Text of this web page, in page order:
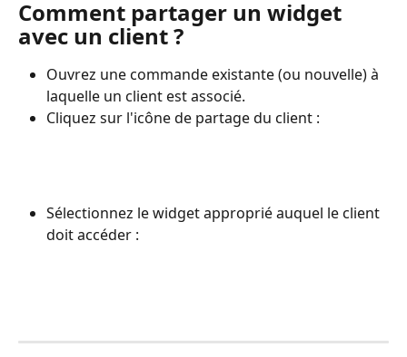
Comment partager un widget
avec un client ?
Ouvrez une commande existante (ou nouvelle) à
laquelle un client est associé.
Cliquez sur l'icône de partage du client :
Sélectionnez le widget approprié auquel le client
doit accéder :